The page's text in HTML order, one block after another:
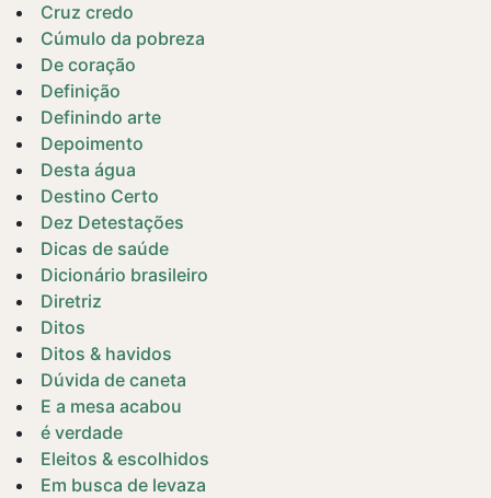
Cruz credo
Cúmulo da pobreza
De coração
Definição
Definindo arte
Depoimento
Desta água
Destino Certo
Dez Detestações
Dicas de saúde
Dicionário brasileiro
Diretriz
Ditos
Ditos & havidos
Dúvida de caneta
E a mesa acabou
é verdade
Eleitos & escolhidos
Em busca de levaza